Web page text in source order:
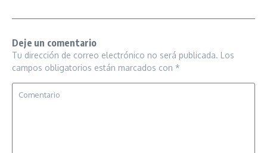
Deje un comentario
Tu dirección de correo electrónico no será publicada. Los
campos obligatorios están marcados con *